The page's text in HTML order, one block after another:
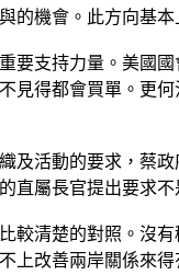
的機會。此方向基本
要支持力量。美國
見得都會買單。更
及活動的要求，蔡
直屬長官提出要求不
較清楚的對照。沒
上改善兩岸關係來